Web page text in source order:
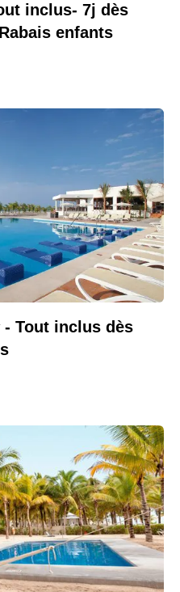
inclus- 7j dès
enfants
Tout inclus dès